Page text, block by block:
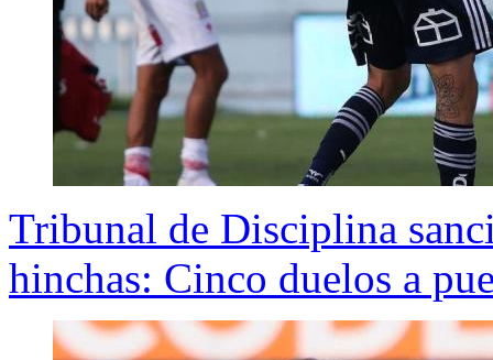
Tribunal de Disciplina
hinchas: Cinco duelos a